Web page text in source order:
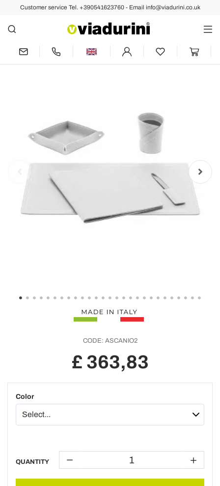
Customer service Tel. +390541623760 - Email info@viadurini.co.uk
Back Previous Next
Accessories Office Desk in Bonded
Leather, 5 pcs, Made in Italy - Ascanio
CODE: ASCANIO2
£ 363,83
Color
QUANTITY